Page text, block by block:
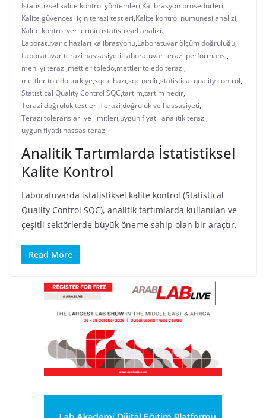
İstatistiksel kalite kontrol yöntemleri,Kalibrasyon prosedürleri,
Kalite güvencesi için terazi testleri,Kalite kontrol numunesi analizi,
Kalite kontrol verilerinin istatistiksel analizi.,
Laboratuvar cihazları kalibrasyonu,Laboratuvar ölçüm doğruluğu,
Laboratuvar terazi hassasiyeti,Laboratuvar terazi performansı,
men iyi terazi,mettler toledo,mettler toledo terazi,
mettler toledo türkiye,sqc cihazı,sqc nedir,statistical quality control,
Statistical Quality Control SQC,tartım,tartım nedir,
Terazi doğruluk testleri,Terazi doğruluk ve hassasiyeti,
Terazi toleransları ve limitleri,uygun fiyatlı analitik terazi,
uygun fiyatlı hassas terazi
Analitik Tartımlarda İstatistiksel
Kalite Kontrol
Laboratuvarda istatistiksel kalite kontrol (Statistical
Quality Control SQC), analitik tartımlarda kullanılan ve
çeşitli sektörlerde büyük öneme sahip olan bir araçtır.
Read More